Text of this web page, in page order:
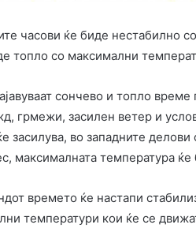
часови ќе биде нестабилно
топло со максимални
сончево и топло
грмежи, засилен ветер и
засилува, во западните
максималната температура
времето ќе настапи
температури кои ќе се